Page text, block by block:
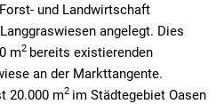
und Landwirtschaft
angelegt. Dies
m2 bereits existierenden
an der Markttangente.
20.000 m2 im Städtegebiet Oasen